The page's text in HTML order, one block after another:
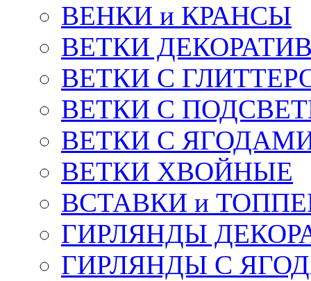
ВЕНКИ и КРАНСЫ
ВЕТКИ
ВЕТКИ С
ВЕТКИ С
ВЕТКИ С
ВЕТКИ ХВОЙНЫЕ
ВСТАВКИ и
ГИРЛЯНДЫ
ГИРЛЯНДЫ С